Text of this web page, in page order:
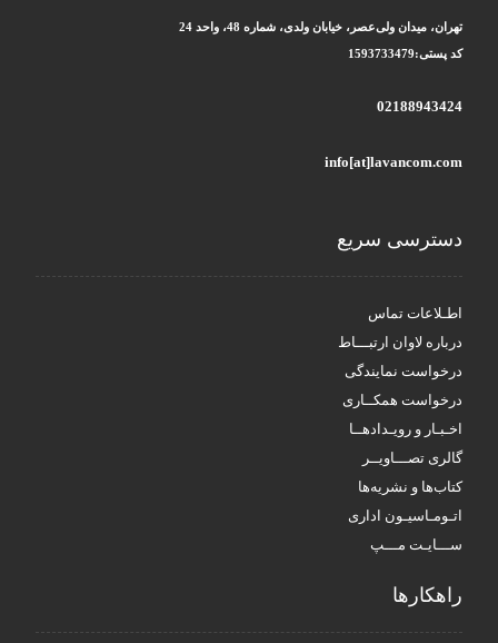
تهران، میدان ولی‌عصر، خیابان ولدی، شماره 48، واحد 24
کد پستی:1593733479
02188943424
info[at]lavancom.com
دسترسی سریع
اطـلاعات تماس
درباره لاوان ارتبـــاط
درخواست نمایندگی
درخواست همکــاری
اخـبـار و رویـدادهــا
گالری تصـــاویــر
کتاب‌ها و نشریه‌ها
اتـومـاسیـون اداری
ســـایـت مـــپ
راهکار‌ها